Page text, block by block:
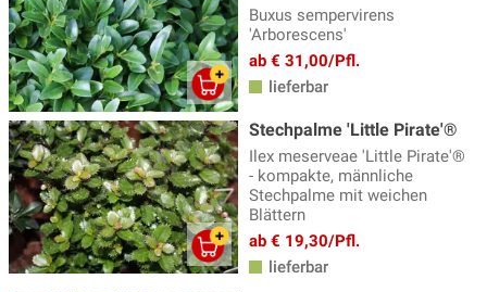
Buxus sempervirens
'Arborescens'
ab € 31,00/Pfl.
lieferbar
Stechpalme 'Little Pirate'®
Ilex meserveae 'Little Pirate'®
- kompakte, männliche
Stechpalme mit weichen
Blättern
ab € 19,30/Pfl.
lieferbar